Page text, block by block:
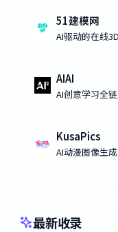
51建模网
AI驱动的在线
AIAI
AI创意学习全
KusaPics
AI动漫图像生
最新收录